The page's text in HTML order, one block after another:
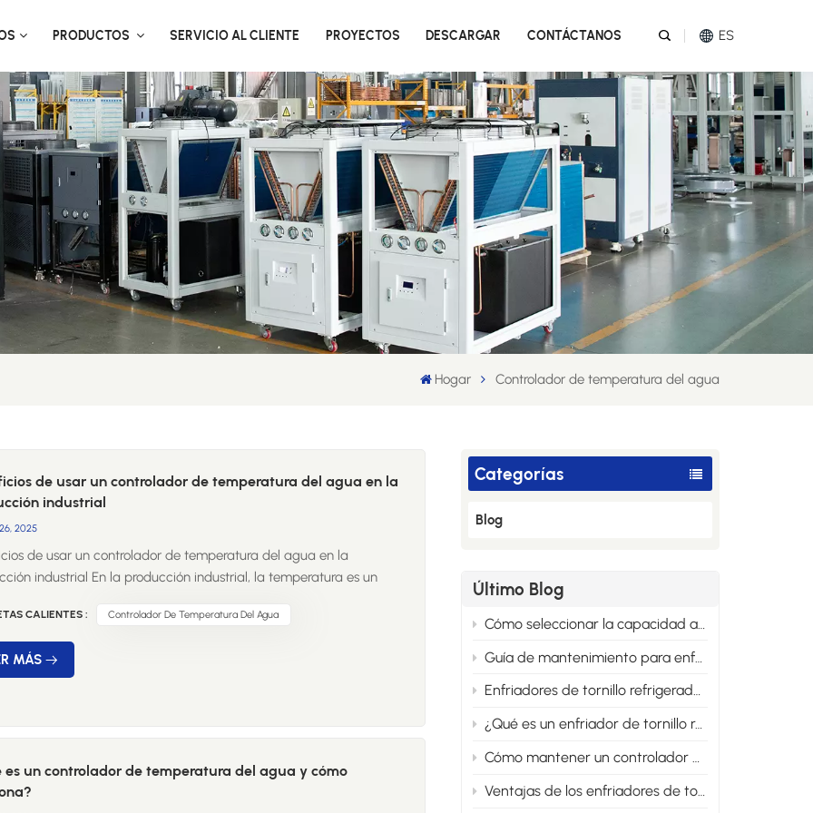
PRODUCTOS SERVICIO AL CLIENTE PROYECTOS DESCARGAR CONTÁCTANOS ES
English
Melayu
Hogar Controlador de temperatura del agua
Categorías
Blog
Último Blog
Cómo seleccionar la capacidad adecuada del enfriador de tornillo refrigerado por agua
Guía de mantenimiento para enfriadoras de tornillo refrigeradas por agua
Enfriadores de tornillo refrigerados por agua frente a enfriados por aire: la principal diferencia
¿Qué es un enfriador de tornillo refrigerado por agua y cómo funciona?
Cómo mantener un controlador de temperatura de aceite para uso a largo plazo
Ventajas de los enfriadores de tornillo refrigerados por agua para la industria a gran escala
de usar un controlador de temperatura del agua en la
industrial
2025
de usar un controlador de temperatura del agua en la
industrial En la producción industrial, la temperatura es un
operativa y la seguridad. Entre las diversas soluciones de control
los controladores de temperatura de agua se han
como una opción confiable y eficiente para innumerables
ventajas...
CALIENTES : Controlador De Temperatura Del Agua
MÁS
es un controlador de temperatura del agua y cómo